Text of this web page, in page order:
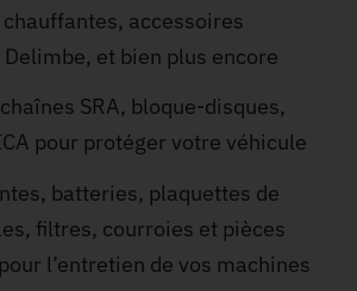
accessoires
, et bien plus encore
SRA, bloque-disques,
pour protéger votre véhicule
batteries, plaquettes de
filtres, courroies et pièces
pour l’entretien de vos machines